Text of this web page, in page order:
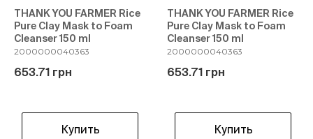
THANK YOU FARMER Rice
Pure Clay Mask to Foam
Cleanser 150 ml
2000000040363
653.71 грн
Купить
THANK YOU FARMER Rice
Pure Clay Mask to Foam
Cleanser 150 ml
2000000040363
653.71 грн
Купить